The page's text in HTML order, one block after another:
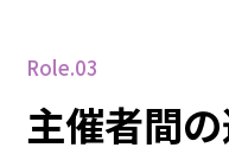
Role.03
主催者間